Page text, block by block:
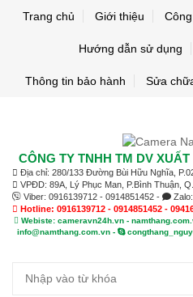
Trang chủ Giới thiệu
Hướng dẫn sử dụng
Thông tin bảo hành Sửa
CÔNG TY TNHH TM DV
Địa chỉ: 280/133 Đường Bùi Hữu Nghĩa,
VPĐD: 89A, Lý Phục Man, P.Bình Thuận,
Viber: 0916139712 - 0914851452 -
Hotline: 0916139712 - 0914851452 -
Webiste: cameravn24h.vn -
info@namthang.com.vn -